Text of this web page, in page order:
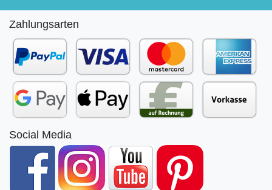
Zahlungsarten
Social Media